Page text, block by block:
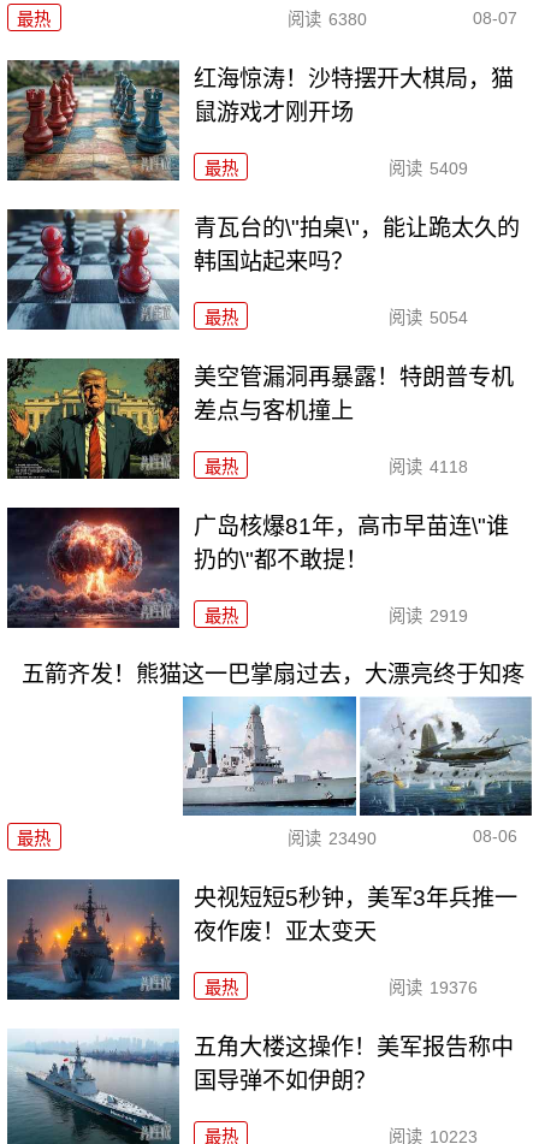
最热 阅读 6380 08-07
红海惊涛！沙特摆开大棋局，猫
鼠游戏才刚开场
最热 阅读 5409
青瓦台的\"拍桌\"，能让跪太久的
韩国站起来吗？
最热 阅读 5054
美空管漏洞再暴露！特朗普专机
差点与客机撞上
最热 阅读 4118
广岛核爆81年，高市早苗连\"谁
扔的\"都不敢提！
最热 阅读 2919
五箭齐发！熊猫这一巴掌扇过去，大漂亮终于知疼
最热 阅读 23490 08-06
央视短短5秒钟，美军3年兵推一
夜作废！亚太变天
最热 阅读 19376
五角大楼这操作！美军报告称中
国导弹不如伊朗？
最热 阅读 10223